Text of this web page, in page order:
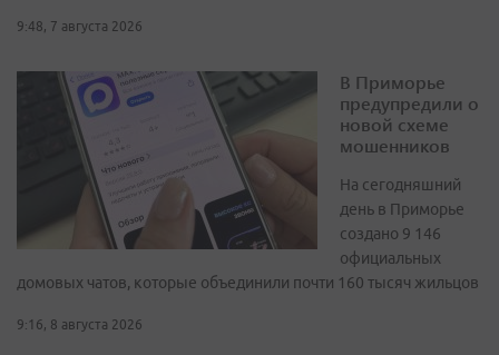
9:48, 7 августа 2026
В Приморье
предупредили о
новой схеме
мошенников
На сегодняшний
день в Приморье
создано 9 146
официальных
домовых чатов, которые объединили почти 160 тысяч жильцов
9:16, 8 августа 2026